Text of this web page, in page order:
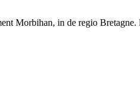
Morbihan, in de regio